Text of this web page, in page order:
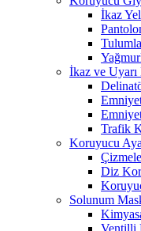
İkaz
İkaz ve Uyarı
Trafik
Koruyucu
Diz
Solunum
Ventilli